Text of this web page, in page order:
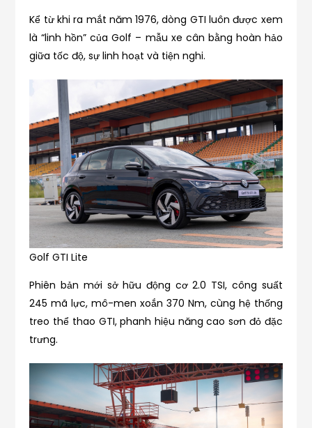
Kể từ khi ra mắt năm 1976, dòng GTI luôn được xem
là “linh hồn” của Golf – mẫu xe cân bằng hoàn hảo
giữa tốc độ, sự linh hoạt và tiện nghi.
Golf GTI Lite
Phiên bản mới sở hữu động cơ 2.0 TSI, công suất
245 mã lực, mô-men xoắn 370 Nm, cùng hệ thống
treo thể thao GTI, phanh hiệu năng cao sơn đỏ đặc
trưng.